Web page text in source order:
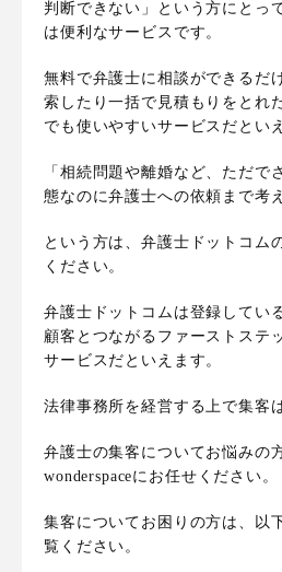
判断できない」という方にとっ
は便利なサービスです。
無料で弁護士に相談ができるだ
索したり一括で見積もりをとれ
でも使いやすいサービスだとい
「相続問題や離婚など、ただで
態なのに弁護士への依頼まで考
という方は、弁護士ドットコム
ください。
弁護士ドットコムは登録してい
顧客とつながるファーストステ
サービスだといえます。
法律事務所を経営する上で集客
弁護士の集客についてお悩みの
wonderspaceにお任せください。
集客についてお困りの方は、以
覧ください。